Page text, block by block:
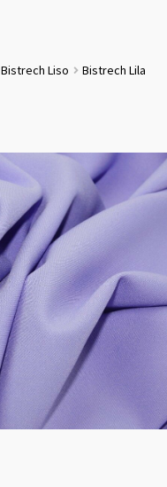
Bistrech Liso Bistrech Lila